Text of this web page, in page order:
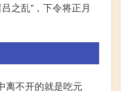
之乱”，下令将正月
离不开的就是吃元